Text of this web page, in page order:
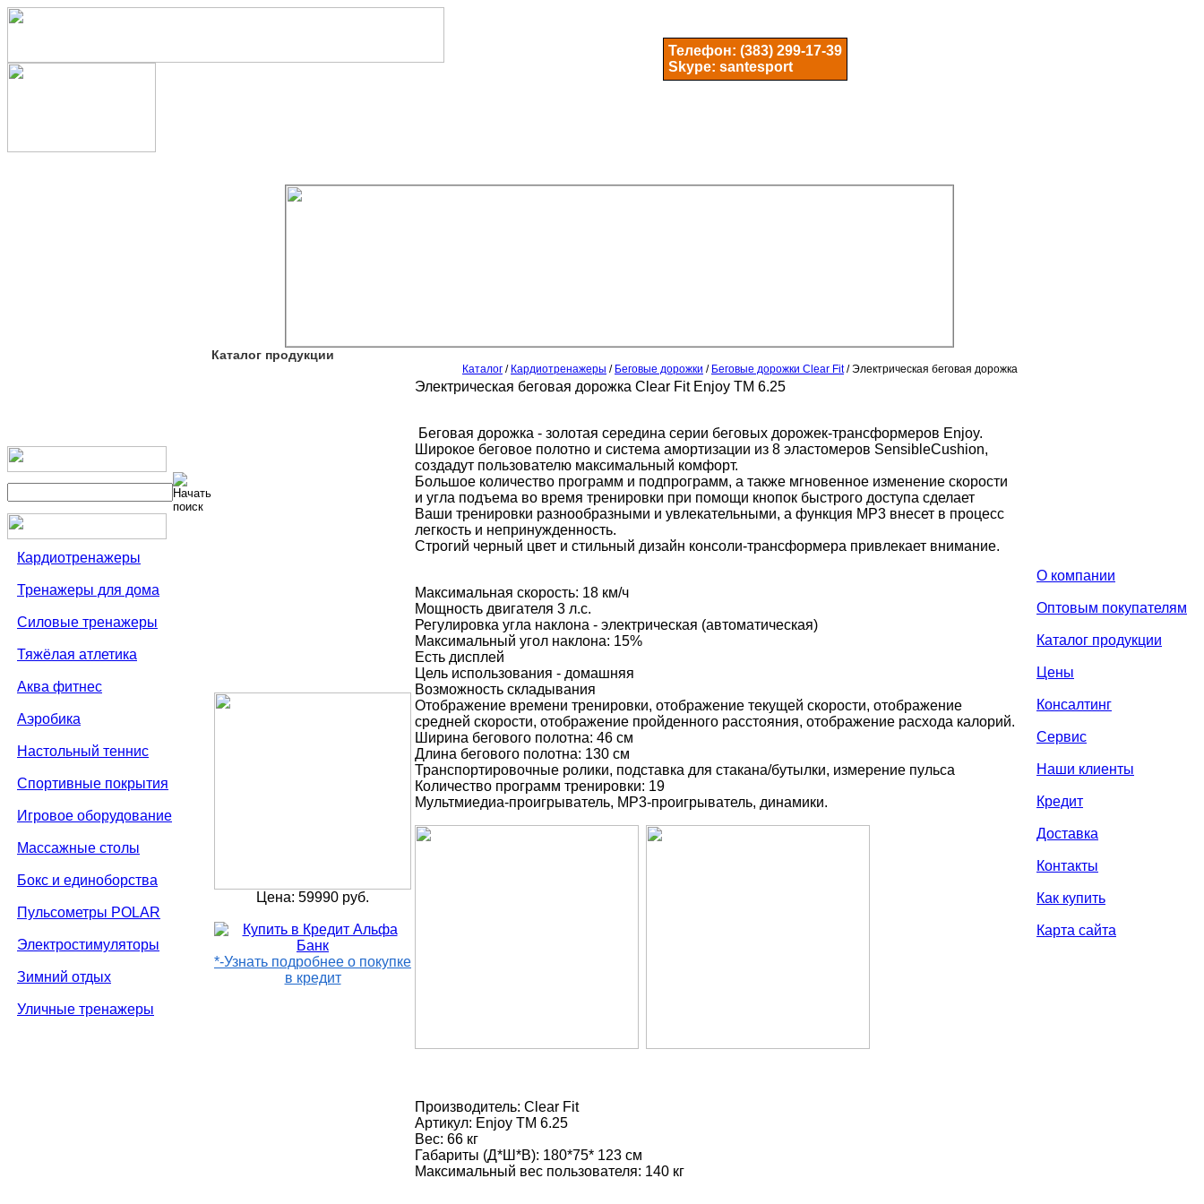
Кардиотренажеры
Тренажеры для дома
Силовые тренажеры
Тяжёлая атлетика
Аква фитнес
Аэробика
Настольный теннис
Спортивные покрытия
Игровое оборудование
Массажные столы
Бокс и единоборства
Пульсометры POLAR
Электростимуляторы
Зимний отдых
Уличные тренажеры
Каталог продукции
Каталог / Кардиотренажеры / Беговые дорожки / Беговые дорожки Clear Fit/Электрическая беговая дорожка
Цена: 59990 руб.
*-Узнать подробнее о покупке
в кредит
Электрическая беговая дорожка Clear Fit Enjoy TM 6.25
Беговая дорожка - золотая середина серии беговых дорожек-трансформеров Enjoy.
Широкое беговое полотно и система амортизации из 8 эластомеров SensibleCushion,
создадут пользователю максимальный комфорт.
Большое количество программ и подпрограмм, а также мгновенное изменение скорости
и угла подъема во время тренировки при помощи кнопок быстрого доступа сделает
Ваши тренировки разнообразными и увлекательными, а функция MP3 внесет в процесс
легкость и непринужденность.
Строгий черный цвет и стильный дизайн консоли-трансформера привлекает внимание.
Максимальная скорость: 18 км/ч
Мощность двигателя 3 л.с.
Регулировка угла наклона - электрическая (автоматическая)
Максимальный угол наклона: 15%
Есть дисплей
Цель использования - домашняя
Возможность складывания
Отображение времени тренировки, отображение текущей скорости, отображение
средней скорости, отображение пройденного расстояния, отображение расхода калорий.
Ширина бегового полотна: 46 см
Длина бегового полотна: 130 см
Транспортировочные ролики, подставка для стакана/бутылки, измерение пульса
Количество программ тренировки: 19
Мультмиедиа-проигрыватель, MP3-проигрыватель, динамики.
Производитель: Clear Fit
Артикул: Enjoy TM 6.25
Вес: 66 кг
Габариты (Д*Ш*В): 180*75* 123 см
Максимальный вес пользователя: 140 кг
О компании
Оптовым покупателям
Каталог продукции
Цены
Консалтинг
Сервис
Наши клиенты
Кредит
Доставка
Контакты
Как купить
Карта сайта
Телефон: (383) 299-17-39
Skype: santesport